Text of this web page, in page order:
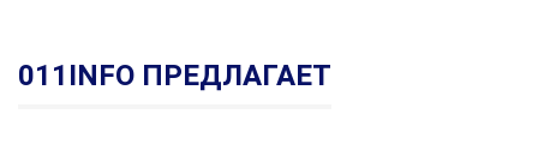
011INFO ПРЕДЛАГАЕТ